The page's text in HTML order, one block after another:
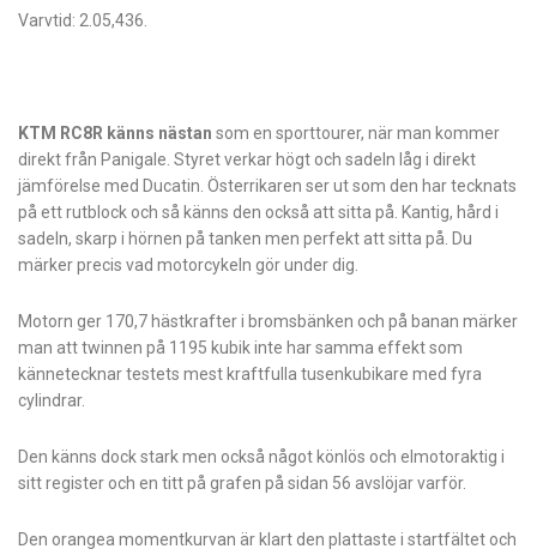
Varvtid: 2.05,436.
KTM RC8R känns nästan som en sport­tourer, när man kommer
direkt från Panigale. Styret verkar högt och sadeln låg i direkt
jämförelse med Ducatin. Österrikaren ser ut som den har tecknats
på ett rutblock och så känns den också att sitta på. Kantig, hård i
sadeln, skarp i hörnen på tanken men perfekt att sitta på. Du
märker precis vad motorcykeln gör under dig.
Motorn ger 170,7 hästkrafter i bromsbänken och på banan märker
man att twinnen på 1195 kubik inte har samma effekt som
kännetecknar testets mest kraftfulla tusenkubikare med fyra
cylindrar.
Den känns dock stark men också något könlös och elmotoraktig i
sitt register och en titt på grafen på sidan 56 avslöjar varför.
Den orangea momentkurvan är klart den plattaste i startfältet och